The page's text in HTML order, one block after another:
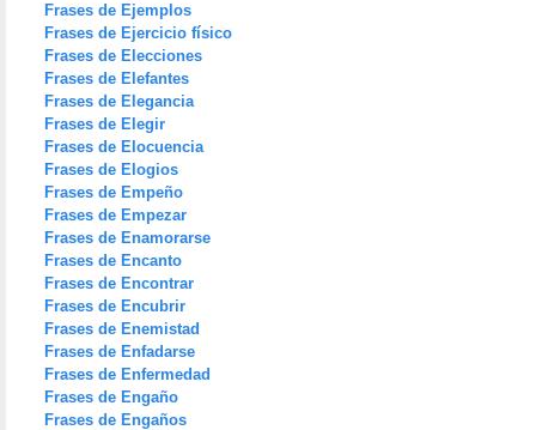
Frases de Ejemplos
Frases de Ejercicio físico
Frases de Elecciones
Frases de Elefantes
Frases de Elegancia
Frases de Elegir
Frases de Elocuencia
Frases de Elogios
Frases de Empeño
Frases de Empezar
Frases de Enamorarse
Frases de Encanto
Frases de Encontrar
Frases de Encubrir
Frases de Enemistad
Frases de Enfadarse
Frases de Enfermedad
Frases de Engaño
Frases de Engaños